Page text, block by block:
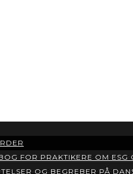
FOR PRAKTIKERE OM
OG BEGREBER PÅ